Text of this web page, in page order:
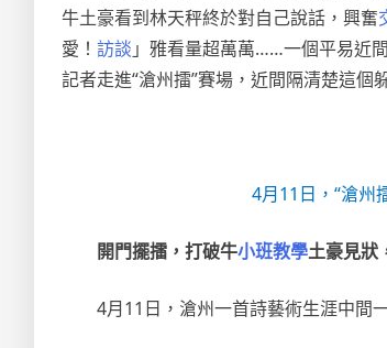
牛土豪看到林天秤終於對自己說話，興奮
愛！ 訪談 」雅看量超萬萬……一個平易近
記者走進“滄州擂”賽場，近間隔清楚這個
4月11日，“滄州
開門擺擂，打破牛小班教學土豪見狀
4月11日，滄州一首詩藝術生涯中間